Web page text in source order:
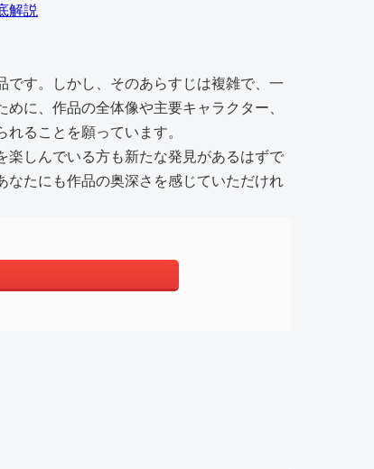
解説
です。しかし、そのあらすじは複雑で、一
に、作品の全体像や主要キャラクター、
ることを願っています。
楽しんでいる方も新たな発見があるはずで
たにも作品の奥深さを感じていただけれ